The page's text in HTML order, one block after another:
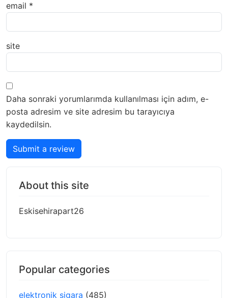
email *
site
Daha sonraki yorumlarımda kullanılması için adım, e-
posta adresim ve site adresim bu tarayıcıya
kaydedilsin.
Submit a review
About this site
Eskisehirapart26
Popular categories
elektronik sigara (485)